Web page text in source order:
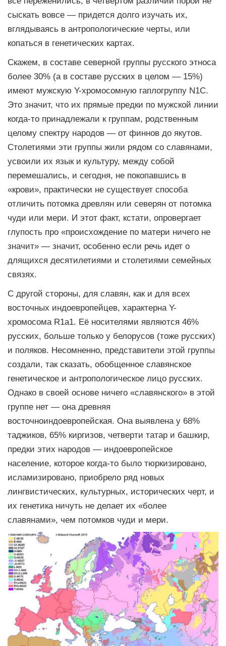
сыскать вовсе — придется долго изучать их,
вглядываясь в антропологические черты, или
копаться в генетических картах.
Скажем, в составе северной группы русского этноса
более 30% (а в составе русских в целом — 15%)
имеют мужскую Y-хромосомную гаплогруппу N1C.
Это значит, что их прямые предки по мужской линии
когда-то принадлежали к группам, родственным
целому спектру народов — от финнов до якутов.
Столетиями эти группы жили рядом со славянами,
усвоили их язык и культуру, между собой
перемешались, и сегодня, не покопавшись в
«крови», практически не существует способа
отличить потомка древлян или северян от потомка
чуди или мери. И этот факт, кстати, опровергает
глупость про «происхождение по матери ничего не
значит» — значит, особенно если речь идет о
длящихся десятилетиями и столетиями семейных
связях.
С другой стороны, для славян, как и для всех
восточных индоевропейцев, характерна Y-
хромосома R1a1. Её носителями являются 46%
русских, больше только у белорусов (тоже русских)
и поляков. Несомненно, представители этой группы
создали, так сказать, обобщенное славянское
генетическое и антропологическое лицо русских.
Однако в своей основе ничего «славянского» в этой
группе нет — она древняя
восточноиндоевропейская. Она выявлена у 68%
таджиков, 65% киргизов, четверти татар и башкир,
предки этих народов — индоевропейское
население, которое когда-то было тюркизировано,
исламизировано, приобрело ряд новых
лингвистических, культурных, исторических черт, и
их генетика ничуть не делает их «более
славянами», чем потомков чуди и мери.